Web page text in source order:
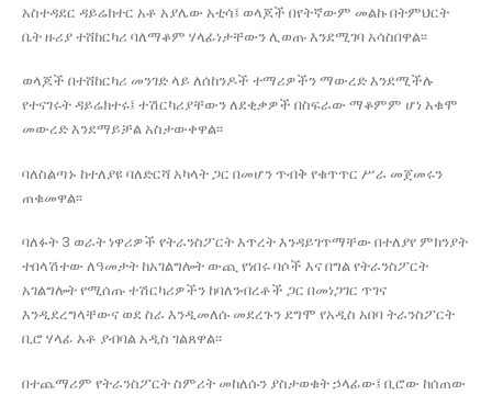
አስተዳደር ዳይሬክተር አቶ አያሌው አቲሳ፤ ወላጆች በየትኛውም መልኩ በትምህርት
ቤት ዙሪያ ተሸከርካሪ ባለማቆም ሃላፊነታቸውን ሊወጡ እንደሚገባ አሳስበዋል፡፡
ወላጆች በተሸከርካሪ መንገድ ላይ ለሰከንዶች ተማሪዎችን ማውረድ እንደሚችሉ
የተናገሩት ዳይሬክተሩ፤ ተሽርካሪያቸውን ለደቂቃዎች በስፍራው ማቆምም ሆነ አቁሞ
መውረድ እንደማይቻል አስታውቀዋል፡፡
ባለስልጣኑ ከተለያዩ ባለድርሻ አካላት ጋር በመሆን ጥብቅ የቁጥጥር ሥራ መጀመሩን
ጠቁመዋል፡፡
ባለፉት 3 ወራት ነዋሪዎች የትራንስፖርት እጥረት እንዳይገጥማቸው በተለያየ ምክንያት
ተበላሽተው ለዓመታት ከአገልግሎት ውጪ የነበሩ ባሶች እና በግል የትራንስፖርት
አገልግሎት የሚሰጡ ተሽርካሪዎችን ከባለንብረቶች ጋር በመነጋገር ጥገና
እንዲደረግላቸውና ወደ ስራ እንዲመለሱ መደረጉን ደግሞ የአዲስ አበባ ትራንስፖርት
ቢሮ ሃላፊ አቶ ያብባል አዲስ ገልጸዋል፡፡
በተጨማሪም የትራንስፖርት ስምሪት መከለሱን ያስታወቁት ኃላፊው፤ ቢሮው ከሰጠው